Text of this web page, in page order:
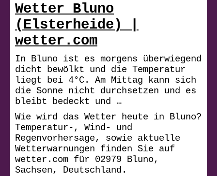
Wetter Bluno
(Elsterheide) |
wetter.com
In Bluno ist es morgens überwiegend
dicht bewölkt und die Temperatur
liegt bei 4°C. Am Mittag kann sich
die Sonne nicht durchsetzen und es
bleibt bedeckt und …
Wie wird das Wetter heute in Bluno?
Temperatur-, Wind- und
Regenvorhersage, sowie aktuelle
Wetterwarnungen finden Sie auf
wetter.com für 02979 Bluno,
Sachsen, Deutschland.